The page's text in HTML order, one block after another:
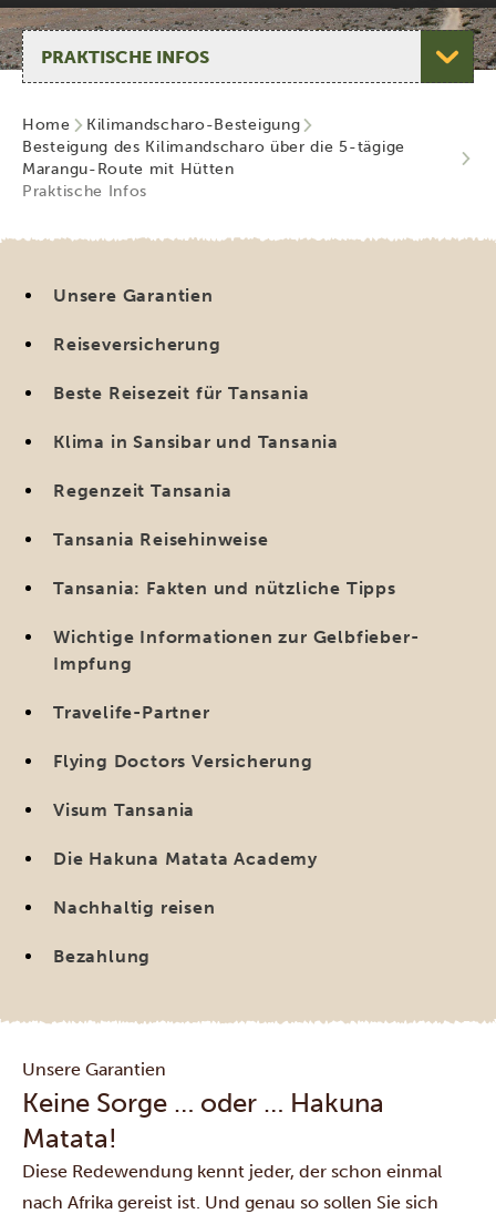
Seite auswählen
Home
Kilimandscharo-Besteigung
Besteigung des Kilimandscharo über die 5-tägige
Marangu-Route mit Hütten
Praktische Infos
Unsere Garantien
Reiseversicherung
Beste Reisezeit für Tansania
Klima in Sansibar und Tansania
Regenzeit Tansania
Tansania Reisehinweise
Tansania: Fakten und nützliche Tipps
Wichtige Informationen zur Gelbfieber-
Impfung
Travelife-Partner
Flying Doctors Versicherung
Visum Tansania
Die Hakuna Matata Academy
Nachhaltig reisen
Bezahlung
Unsere Garantien
Keine Sorge … oder … Hakuna
Matata!
Diese Redewendung kennt jeder, der schon einmal
nach Afrika gereist ist. Und genau so sollen Sie sich